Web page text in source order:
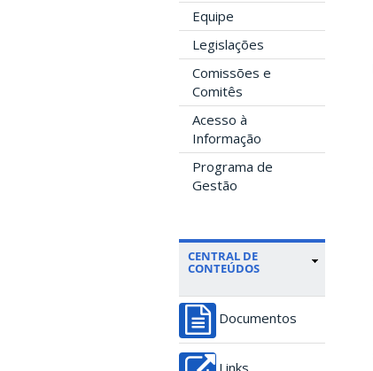
Equipe
Legislações
Comissões e
Comitês
Acesso à
Informação
Programa de
Gestão
CENTRAL DE
CONTEÚDOS
Documentos
Links